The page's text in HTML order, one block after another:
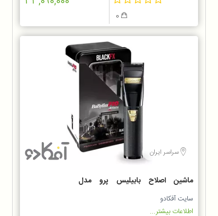
سراسر ایران
ماشین اصلاح بابیلیس پرو مدل
FX8700BKSDE
سایت آفکادو
اطلاعات بیشتر...